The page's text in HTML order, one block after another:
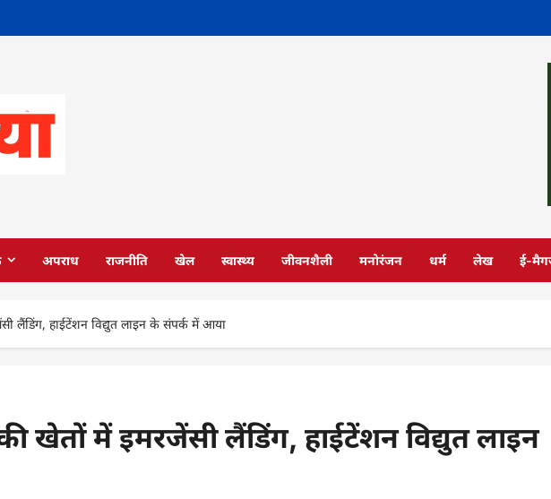
अपराध राजनीति खेल स्वास्थ्य जीवनशैली मनोरंजन धर्म लेख ई-
लैंडिंग, हाईटेंशन विद्युत लाइन के संपर्क में आया
खेतों में इमरजेंसी लैंडिंग, हाईटेंशन विद्युत लाइन